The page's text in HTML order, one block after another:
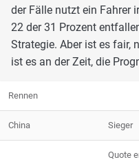
der Fälle nutzt ein Fahrer
22 der 31 Prozent
Strategie. Aber ist es fair,
ist es an der Zeit, die
Rennen
China Sieger
Quote